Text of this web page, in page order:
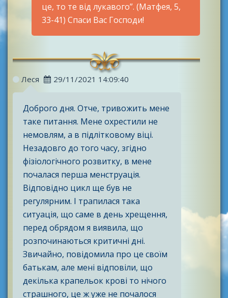
це, то те від лукавого”. (Матфея, 5,
33-41) Спаси Вас Господи!
Леся 29/11/2021 14:09:40
Доброго дня. Отче, тривожить мене
таке питання. Мене охрестили не
немовлям, а в підлітковому віці.
Незадовго до того часу, згідно
фізіологічного розвитку, в мене
почалася перша менструація.
Відповідно цикл ще був не
регулярним. І трапилася така
ситуація, що саме в день хрещення,
перед обрядом я виявила, що
розпочинаються критичні дні.
Звичайно, повідомила про це своїм
батькам, але мені відповіли, що
декілька крапельок крові то нічого
страшного, це ж уже не почалося